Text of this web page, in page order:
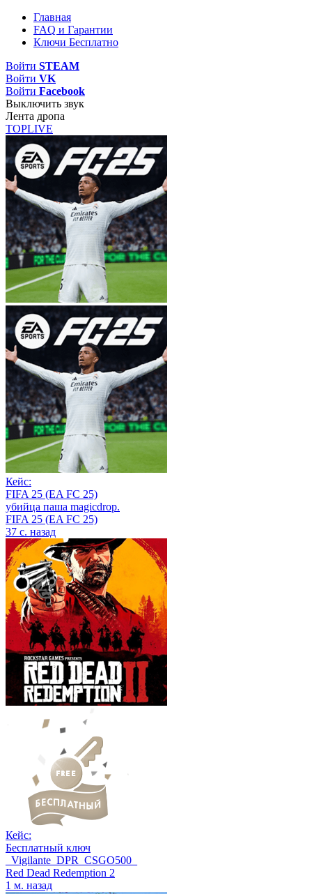
Главная
FAQ и Гарантии
Ключи Бесплатно
Войти STEAM
Войти VK
Войти Facebook
Выключить звук
Лента дропа
TOPLIVE
Кейс:
FIFA 25 (EA FC 25)
убийца паша magicdrop.
FIFA 25 (EA FC 25)
37 с. назад
Кейс:
Бесплатный ключ
_Vigilante_DPR_CSGO500_
Red Dead Redemption 2
1 м. назад